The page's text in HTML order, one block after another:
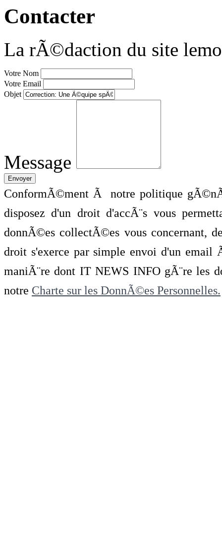
Contacter
La rÃ©daction du site
Votre Nom
Votre Email
Objet
Message
ConformÃ©ment Ã notre politique
disposez d'un droit d'accÃ¨s vous
donnÃ©es collectÃ©es vous concernant,
droit s'exerce par simple envoi d'un
maniÃ¨re dont IT NEWS INFO gÃ¨re les
notre Charte sur les DonnÃ©es Personnelles.